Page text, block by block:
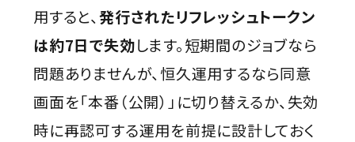
用すると、発行されたリフレッシュトークン
は約7日で失効します。短期間のジョブなら
問題ありませんが、恒久運用するなら同意
画面を「本番（公開）」に切り替えるか、失効
時に再認可する運用を前提に設計しておく